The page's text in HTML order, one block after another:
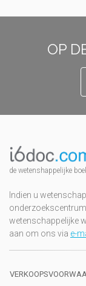
OP
de wetenshappelijke
Indien u
wetenschappelijke
aan om ons via e-